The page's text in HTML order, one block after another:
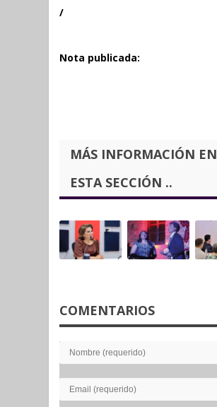
/
Nota publicada:
MÁS INFORMACIÓN EN
ESTA SECCIÓN ..
COMENTARIOS